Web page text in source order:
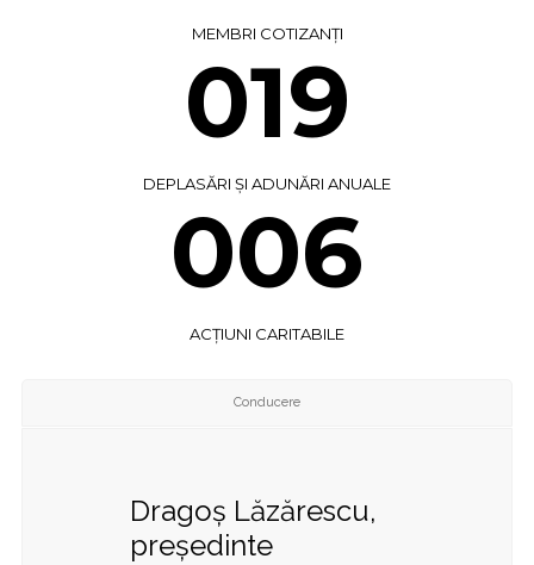
MEMBRI COTIZANȚI
019
DEPLASĂRI ȘI ADUNĂRI ANUALE
006
ACȚIUNI CARITABILE
Conducere
Dragoș Lăzărescu,
președinte